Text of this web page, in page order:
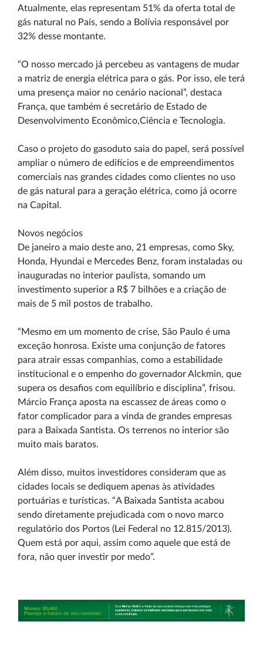
Atualmente, elas representam 51% da oferta total de
gás natural no País, sendo a Bolívia responsável por
32% desse montante.
“O nosso mercado já percebeu as vantagens de mudar
a matriz de energia elétrica para o gás. Por isso, ele terá
uma presença maior no cenário nacional”, destaca
França, que também é secretário de Estado de
Desenvolvimento Econômico,Ciência e Tecnologia.
Caso o projeto do gasoduto saia do papel, será possível
ampliar o número de edifícios e de empreendimentos
comerciais nas grandes cidades como clientes no uso
de gás natural para a geração elétrica, como já ocorre
na Capital.
Novos negócios
De janeiro a maio deste ano, 21 empresas, como Sky,
Honda, Hyundai e Mercedes Benz, foram instaladas ou
inauguradas no interior paulista, somando um
investimento superior a R$ 7 bilhões e a criação de
mais de 5 mil postos de trabalho.
“Mesmo em um momento de crise, São Paulo é uma
exceção honrosa. Existe uma conjunção de fatores
para atrair essas companhias, como a estabilidade
institucional e o empenho do governador Alckmin, que
supera os desafios com equilíbrio e disciplina”, frisou.
Márcio França aposta na escassez de áreas como o
fator complicador para a vinda de grandes empresas
para a Baixada Santista. Os terrenos no interior são
muito mais baratos.
Além disso, muitos investidores consideram que as
cidades locais se dediquem apenas às atividades
portuárias e turísticas. “A Baixada Santista acabou
sendo diretamente prejudicada com o novo marco
regulatório dos Portos (Lei Federal no 12.815/2013).
Quem está por aqui, assim como aquele que está de
fora, não quer investir por medo”.